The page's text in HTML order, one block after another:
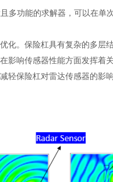
多功能的求解器，可以在
化。保险杠具有复杂的多
影响传感器性能方面发挥
轻保险杠对雷达传感器的